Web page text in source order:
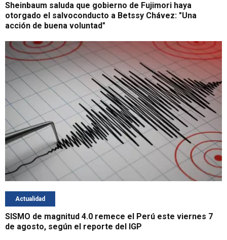
Sheinbaum saluda que gobierno de Fujimori haya
otorgado el salvoconducto a Betssy Chávez: "Una
acción de buena voluntad"
Actualidad
SISMO de magnitud 4.0 remece el Perú este viernes 7
de agosto, según el reporte del IGP